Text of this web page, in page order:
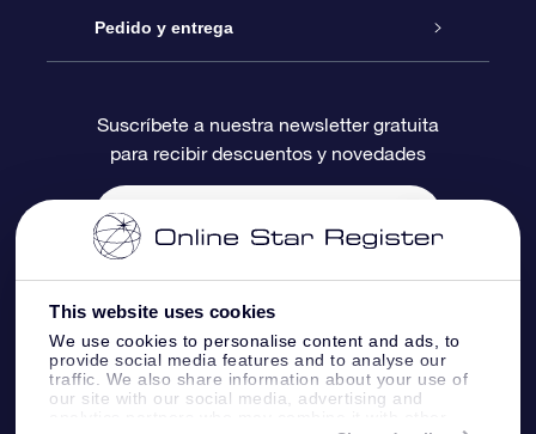
This website uses cookies
We use cookies to personalise content and ads, to
provide social media features and to analyse our
traffic. We also share information about your use of
our site with our social media, advertising and
Blog
Reseñas
Paquete de Regalo OSR
Tarjeta de Regalo OSR
Regalos empresariales
Registro estelar
Página de Estrella Personalizada
Un Millón de Estrellas
Aplicación de RV Llévame a las estrellas
Pedido y entrega
Información de Pago
Información de Envío
Constelaciones
Suscríbete a nuestra newsletter gratuita
para recibir descuentos y novedades
- Laan van de Maagd